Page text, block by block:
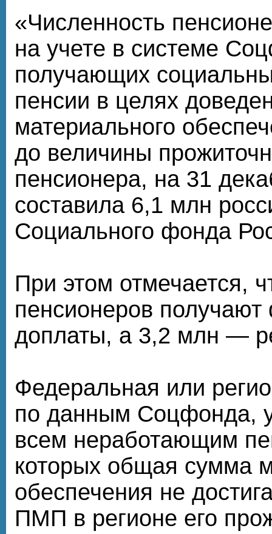
«Численность
на учете в системе
получающих
пенсии в целях
материального
до величины
пенсионера, на 31
составила 6,1 млн
Социального фонда
При этом отмечается,
пенсионеров
доплаты, а 3,2 млн —
Федеральная или
по данным Соцфонда,
всем неработающим
которых общая сумма
обеспечения не
ПМП в регионе его